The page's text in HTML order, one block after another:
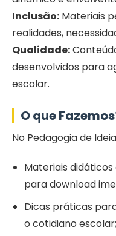
Inclusão: Materiais
realidades,
Qualidade:
desenvolvidos para
escolar.
O que
No Pedagogia de
Materiais didáticos
para download
Dicas práticas
o cotidiano escolar;